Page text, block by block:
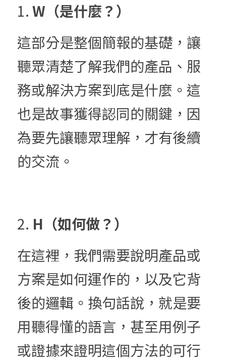
1. W（是什麼？）
這部分是整個簡報的基礎，讓
聽眾清楚了解我們的產品、服
務或解決方案到底是什麼。這
也是故事獲得認同的關鍵，因
為要先讓聽眾理解，才有後續
的交流。
2. H（如何做？）
在這裡，我們需要說明產品或
方案是如何運作的，以及它背
後的邏輯。換句話說，就是要
用聽得懂的語言，甚至用例子
或證據來證明這個方法的可行